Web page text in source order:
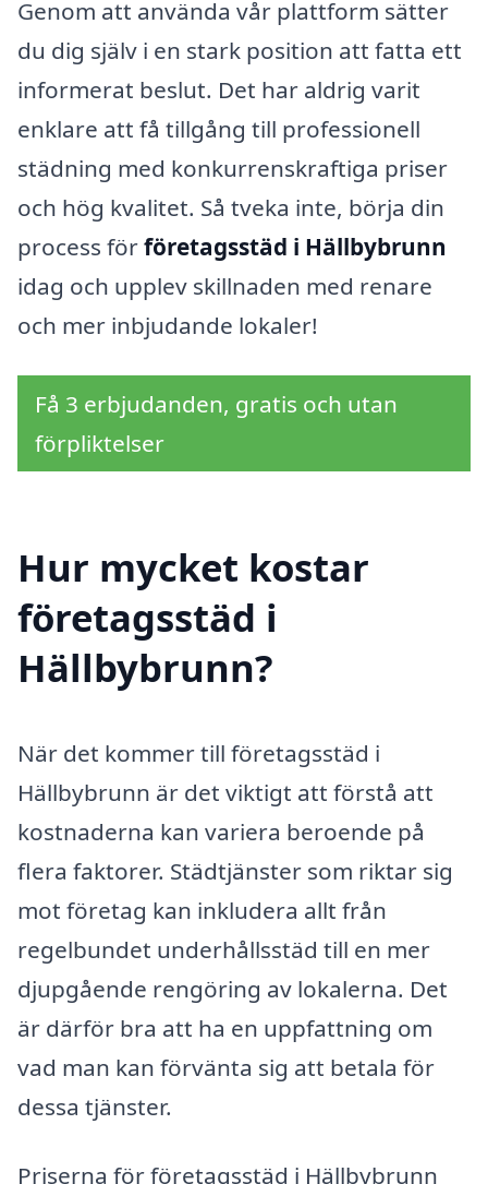
Genom att använda vår plattform sätter
du dig själv i en stark position att fatta ett
informerat beslut. Det har aldrig varit
enklare att få tillgång till professionell
städning med konkurrenskraftiga priser
och hög kvalitet. Så tveka inte, börja din
process förföretagsstäd i Hällbybrunn
idag och upplev skillnaden med renare
och mer inbjudande lokaler!
Få 3 erbjudanden, gratis och utan
förpliktelser
Hur mycket kostar
företagsstäd i
Hällbybrunn?
När det kommer till företagsstäd i
Hällbybrunn är det viktigt att förstå att
kostnaderna kan variera beroende på
flera faktorer. Städtjänster som riktar sig
mot företag kan inkludera allt från
regelbundet underhållsstäd till en mer
djupgående rengöring av lokalerna. Det
är därför bra att ha en uppfattning om
vad man kan förvänta sig att betala för
dessa tjänster.
Priserna för företagsstäd i Hällbybrunn